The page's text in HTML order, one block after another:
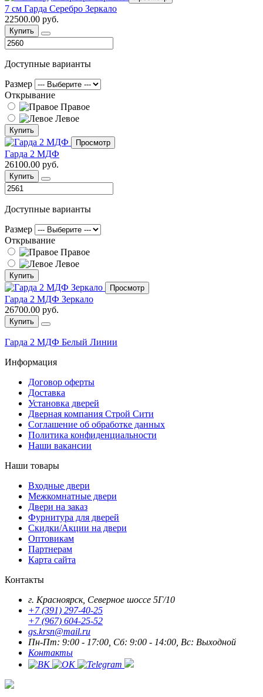
7 см Гарда Серебро Зеркало
22500.00 руб.
Купить
Доступные варианты
Размер
Открывание
Правое
Левое
Купить
Просмотр
Гарда 2 МДФ
26100.00 руб.
Купить
Доступные варианты
Размер
Открывание
Правое
Левое
Купить
Просмотр
Гарда 2 МДФ Зеркало
26700.00 руб.
Купить
Гарда 2 МДФ Белый Линии
Информация
Договор оферты
Доставка
Установка дверей
Дверная компания Строй Сити
Соглашение об обработке данных
Политика конфиденциальности
Наши вакансии
Наши товары
Входные двери
Межкомнатные двери
Двери на заказ
Фурнитура для дверей
Скидки/Акции на двери
Оптовикам
Партнерам
Карта сайта
Контакты
г. Красноярск, Северное шоссе 5Г/10
+7 (391) 297-40-25
+7 (967) 604-25-52
gs.krsn@mail.ru
Пн-Пт: 9:00 - 17:00, Сб: 9:00 - 14:00, Вс: Выходной
Контакты